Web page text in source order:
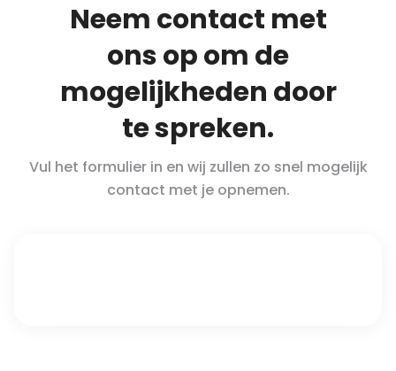
Neem contact met
ons op om de
mogelijkheden door
te spreken.
Vul het formulier in en wij zullen zo snel mogelijk
contact met je opnemen.